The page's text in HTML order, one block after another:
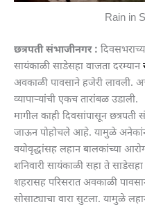
Rain in
छत्रपती संभाजीनगर :
सायंकाळी साडेसहा वाजता दरम्यान
अवकाळी पावसाने हजेरी लावली.
व्यापाऱ्यांची एकच तारांबळ उडाली.
मागील काही दिवसांपासून छत्रपती
जाऊन पोहोचले आहे. यामुळे
वयोवृद्धांसह लहान बालकांच्या
शनिवारी सायंकाळी सहा ते
शहरासह परिसरात अवकाळी
सोसाट्याचा वारा सुटला. यामुळे